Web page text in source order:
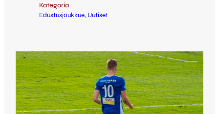
Kategoria
Edustusjoukkue, Uutiset